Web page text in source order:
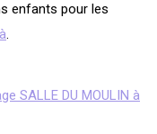
enfants pour les
.
SALLE DU MOULIN à